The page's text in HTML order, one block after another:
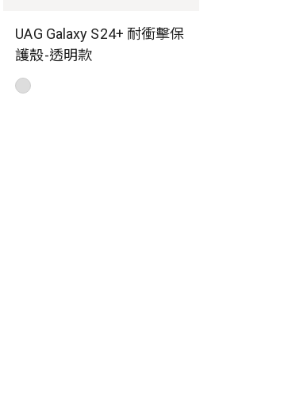
UAG Galaxy S24+ 耐衝擊保
護殼-透明款